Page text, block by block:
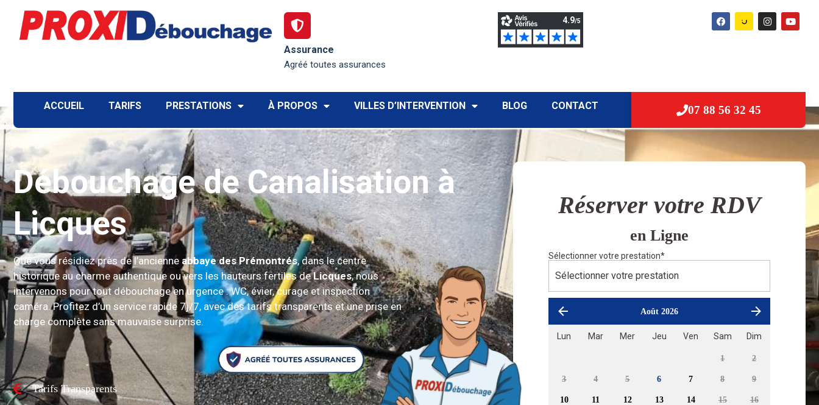
Assurance
Agréé toutes assurances
ACCUEIL TARIFS PRESTATIONS À PROPOS VILLES D’INTERVENTION BLOG CONTACT 07 88 56 32 45
Débouchage de Canalisation à
Licques
Que vous résidiez près de l’ancienne abbaye des Prémontrés, dans le centre
historique au charme authentique ou vers les hauteurs fertiles deLicques, nous
intervenons pour tout débouchage en urgence : WC, évier, curage et inspection
caméra. Profitez d’un service rapide 7j/7, avec des tarifs transparents et une prise en
charge complète sans mauvaise surprise.
Tarifs Transparents
Réserver votre RDV
en Ligne
Sélectionner votre prestation*
Août 2026
Lun Mar Mer Jeu Ven Sam Dim
1 2
3 4 5 6 7 8 9
10 11 12 13 14 15 16